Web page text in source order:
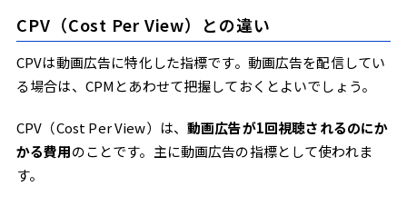
CPV（Cost Per View）との違い
CPVは動画広告に特化した指標です。動画広告を配信してい
る場合は、CPMとあわせて把握しておくとよいでしょう。
CPV（Cost Per View）は、 動画広告が1回視聴されるのにか
かる費用のことです。主に動画広告の指標として使われま
す。